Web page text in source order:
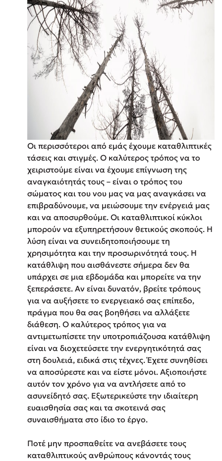
Οι περισσότεροι από εμάς έχουμε καταθλιπτικές
τάσεις και στιγμές. Ο καλύτερος τρόπος να το
χειριστούμε είναι να έχουμε επίγνωση της
αναγκαιότητάς τους – είναι ο τρόπος του
σώματος και του νου μας να μας αναγκάσει να
επιβραδύνουμε, να μειώσουμε την ενέργειά μας
και να αποσυρθούμε. Οι καταθλιπτικοί κύκλοι
μπορούν να εξυπηρετήσουν θετικούς σκοπούς. Η
λύση είναι να συνειδητοποιήσουμε τη
χρησιμότητα και την προσωρινότητά τους. Η
κατάθλιψη που αισθάνεστε σήμερα δεν θα
υπάρχει σε μια εβδομάδα και μπορείτε να την
ξεπεράσετε. Αν είναι δυνατόν, βρείτε τρόπους
για να αυξήσετε το ενεργειακό σας επίπεδο,
πράγμα που θα σας βοηθήσει να αλλάξετε
διάθεση. Ο καλύτερος τρόπος για να
αντιμετωπίσετε την υποτροπιάζουσα κατάθλιψη
είναι να διοχετεύσετε την ενεργητικότητά σας
στη δουλειά, ειδικά στις τέχνες. Έχετε συνηθίσει
να αποσύρεστε και να είστε μόνοι. Αξιοποιήστε
αυτόν τον χρόνο για να αντλήσετε από το
ασυνείδητό σας. Εξωτερικεύστε την ιδιαίτερη
ευαισθησία σας και τα σκοτεινά σας
συναισθήματα στο ίδιο το έργο.
Ποτέ μην προσπαθείτε να ανεβάσετε τους
καταθλιπτικούς ανθρώπους κάνοντάς τους